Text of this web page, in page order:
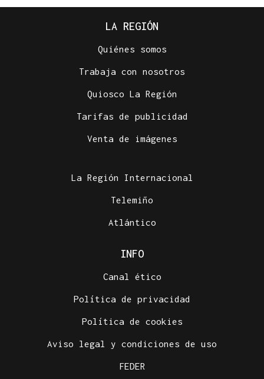
LA REGIÓN
Quiénes somos
Trabaja con nosotros
Quiosco La Región
Tarifas de publicidad
Venta de imágenes
La Región Internacional
Telemiño
Atlántico
INFO
Canal ético
Política de privacidad
Política de cookies
Aviso legal y condiciones de uso
FEDER